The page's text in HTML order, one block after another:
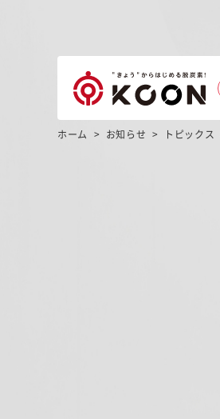
ホーム > お知らせ > トピックス